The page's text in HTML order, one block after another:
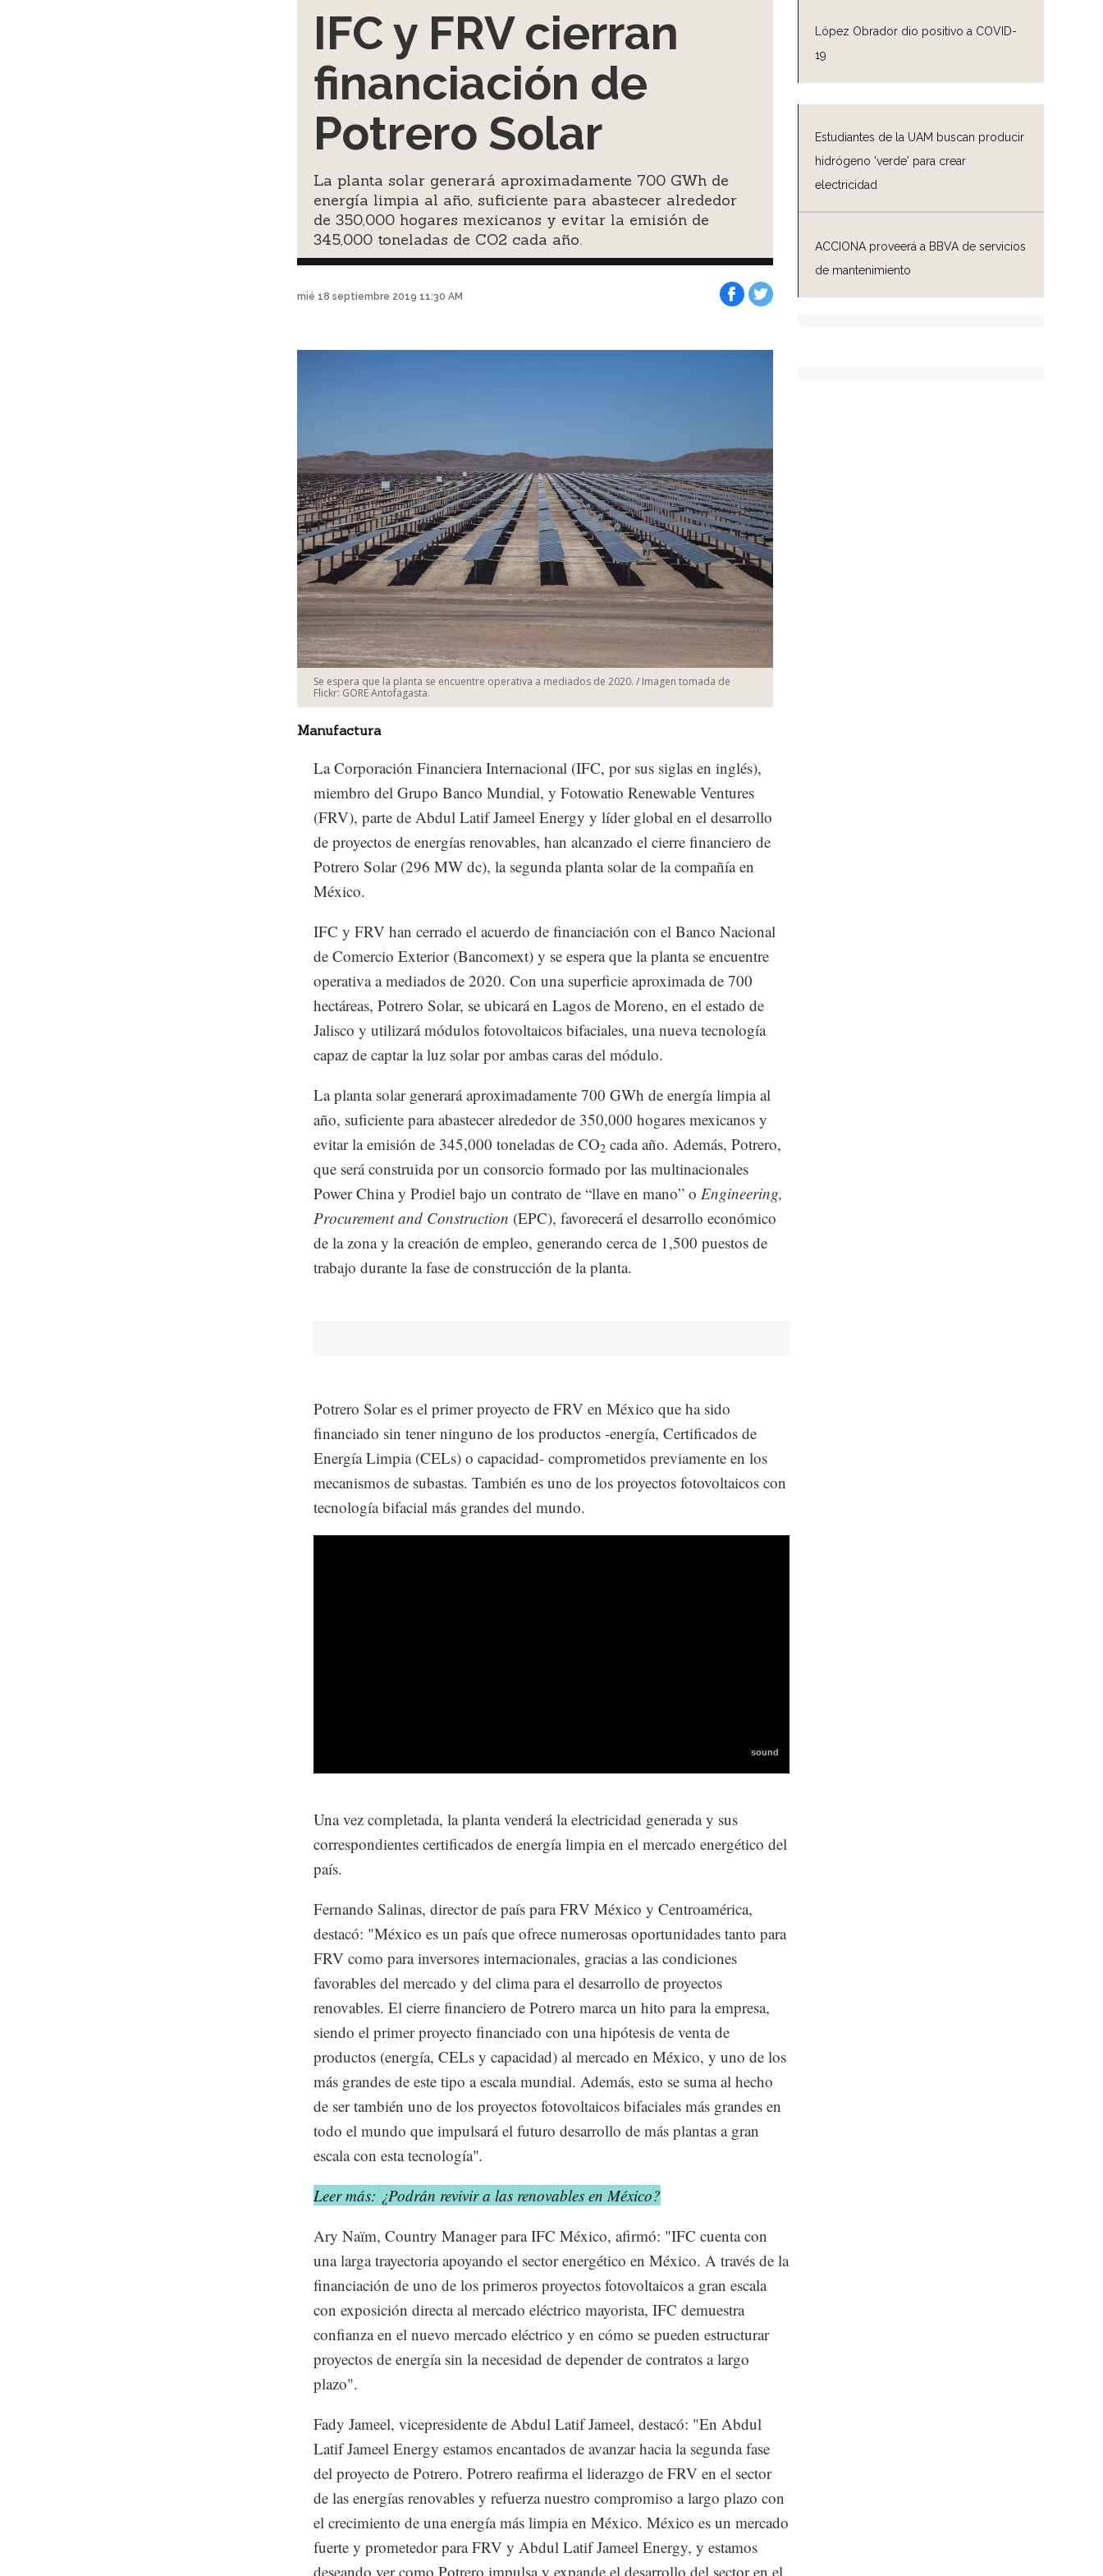
López Obrador dio positivo a COVID-
19
Estudiantes de la UAM buscan producir
hidrógeno 'verde' para crear
electricidad
ACCIONA proveerá a BBVA de servicios
de mantenimiento
IFC y FRV cierran
financiación de
Potrero Solar
La planta solar generará aproximadamente 700 GWh de
energía limpia al año, suficiente para abastecer alrededor
de 350,000 hogares mexicanos y evitar la emisión de
345,000 toneladas de CO2 cada año.
mié 18 septiembre 2019 11:30 AM
Se espera que la planta se encuentre operativa a mediados de 2020. / Imagen tomada de
Flickr: GORE Antofagasta.
Manufactura
La Corporación Financiera Internacional (IFC, por sus siglas en inglés),
miembro del Grupo Banco Mundial, y Fotowatio Renewable Ventures
(FRV), parte de Abdul Latif Jameel Energy y líder global en el desarrollo
de proyectos de energías renovables, han alcanzado el cierre financiero de
Potrero Solar (296 MW dc), la segunda planta solar de la compañía en
México.
IFC y FRV han cerrado el acuerdo de financiación con el Banco Nacional
de Comercio Exterior (Bancomext) y se espera que la planta se encuentre
operativa a mediados de 2020. Con una superficie aproximada de 700
hectáreas, Potrero Solar, se ubicará en Lagos de Moreno, en el estado de
Jalisco y utilizará módulos fotovoltaicos bifaciales, una nueva tecnología
capaz de captar la luz solar por ambas caras del módulo.
La planta solar generará aproximadamente 700 GWh de energía limpia al
año, suficiente para abastecer alrededor de 350,000 hogares mexicanos y
evitar la emisión de 345,000 toneladas de CO2 cada año. Además, Potrero,
que será construida por un consorcio formado por las multinacionales
Power China y Prodiel bajo un contrato de “llave en mano” o Engineering,
Procurement and Construction (EPC), favorecerá el desarrollo económico
de la zona y la creación de empleo, generando cerca de 1,500 puestos de
trabajo durante la fase de construcción de la planta.
Potrero Solar es el primer proyecto de FRV en México que ha sido
financiado sin tener ninguno de los productos -energía, Certificados de
Energía Limpia (CELs) o capacidad- comprometidos previamente en los
mecanismos de subastas. También es uno de los proyectos fotovoltaicos con
tecnología bifacial más grandes del mundo.
Una vez completada, la planta venderá la electricidad generada y sus
correspondientes certificados de energía limpia en el mercado energético del
país.
Fernando Salinas, director de país para FRV México y Centroamérica,
destacó: "México es un país que ofrece numerosas oportunidades tanto para
FRV como para inversores internacionales, gracias a las condiciones
favorables del mercado y del clima para el desarrollo de proyectos
renovables. El cierre financiero de Potrero marca un hito para la empresa,
siendo el primer proyecto financiado con una hipótesis de venta de
productos (energía, CELs y capacidad) al mercado en México, y uno de los
más grandes de este tipo a escala mundial. Además, esto se suma al hecho
de ser también uno de los proyectos fotovoltaicos bifaciales más grandes en
todo el mundo que impulsará el futuro desarrollo de más plantas a gran
escala con esta tecnología".
Leer más: ¿Podrán revivir a las renovables en México?
Ary Naïm, Country Manager para IFC México, afirmó: "IFC cuenta con
una larga trayectoria apoyando el sector energético en México. A través de la
financiación de uno de los primeros proyectos fotovoltaicos a gran escala
con exposición directa al mercado eléctrico mayorista, IFC demuestra
confianza en el nuevo mercado eléctrico y en cómo se pueden estructurar
proyectos de energía sin la necesidad de depender de contratos a largo
plazo".
Fady Jameel, vicepresidente de Abdul Latif Jameel, destacó: "En Abdul
Latif Jameel Energy estamos encantados de avanzar hacia la segunda fase
del proyecto de Potrero. Potrero reafirma el liderazgo de FRV en el sector
de las energías renovables y refuerza nuestro compromiso a largo plazo con
el crecimiento de una energía más limpia en México. México es un mercado
fuerte y prometedor para FRV y Abdul Latif Jameel Energy, y estamos
deseando ver como Potrero impulsa y expande el desarrollo del sector en el